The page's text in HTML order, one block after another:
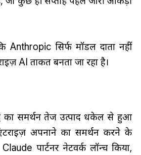
सिर्फ मॉडल प्रदाता नहीं
AI ताकत बनता जा रहा है।
का समर्थन तेज उत्पाद धकेल से हुआ
अपनाने का समर्थन करने के
पार्टनर नेटवर्क लॉन्च किया,